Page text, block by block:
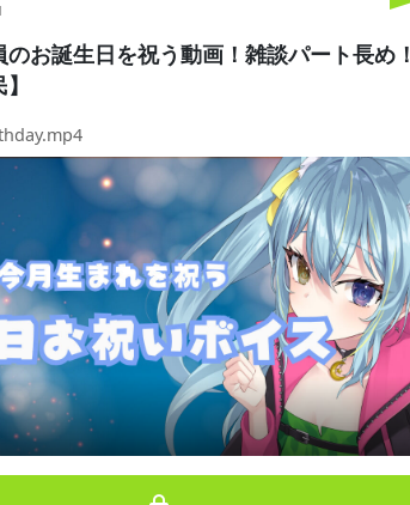
のお誕生日を祝う動画！雑談パート長め！